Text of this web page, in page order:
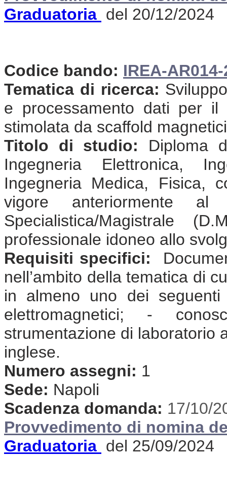
Graduatoria del 20/12/2024
Codice bando: IREA-
Tematica di ricerca:
e processamento dati per il
stimolata da scaffold magnetici
Titolo di studio: Diploma
Ingegneria Elettronica,
Ingegneria Medica, Fisica,
vigore anteriormente
Specialistica/Magistrale
professionale idoneo allo
Requisiti specifici:
nell’ambito della tematica di
in almeno uno dei
elettromagnetici; -
strumentazione di laboratorio
inglese.
Numero assegni: 1
Sede: Napoli
Scadenza domanda: 17/10/
Provvedimento di nomina
Graduatoria del 25/09/2024